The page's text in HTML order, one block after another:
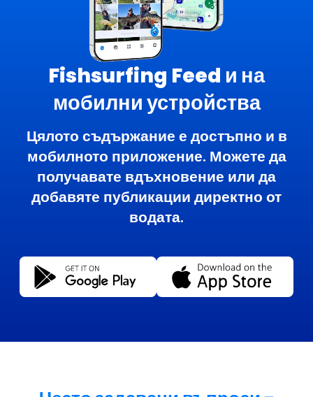
Fishsurfing Feed и на
мобилни устройства
Цялото съдържание е достъпно и в
мобилното приложение. Можете да
получавате вдъхновение или да
добавяте публикации директно от
водата.